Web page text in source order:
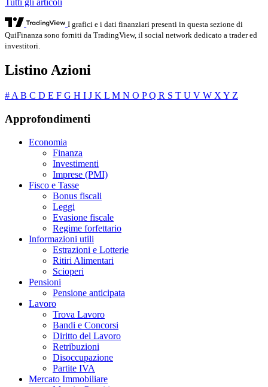
I grafici e i dati finanziari presenti in questa sezione di
QuiFinanza sono forniti da TradingView, il social network dedicato a trader ed
investitori.
Listino Azioni
# A B C D E F G H I J K L M N O PQ R S T U V W X Y Z
Approfondimenti
Economia
Finanza
Investimenti
Imprese (PMI)
Fisco e Tasse
Bonus fiscali
Leggi
Evasione fiscale
Regime forfettario
Informazioni utili
Estrazioni e Lotterie
Ritiri Alimentari
Scioperi
Pensioni
Pensione anticipata
Lavoro
Trova Lavoro
Bandi e Concorsi
Diritto del Lavoro
Retribuzioni
Disoccupazione
Partite IVA
Mercato Immobiliare